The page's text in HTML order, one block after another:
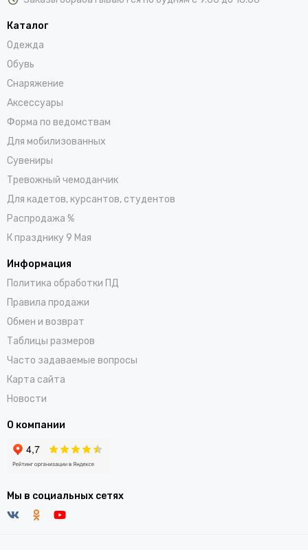
Каталог
Одежда
Обувь
Снаряжение
Аксессуары
Форма по ведомствам
Для мобилизованных
Сувениры
Тревожный чемоданчик
Для кадетов, курсантов, студентов
Распродажа %
К празднику 9 Мая
Информация
Политика обработки ПД
Правила продажи
Обмен и возврат
Таблицы размеров
Часто задаваемые вопросы
Карта сайта
Новости
О компании
Мы в социальных сетях